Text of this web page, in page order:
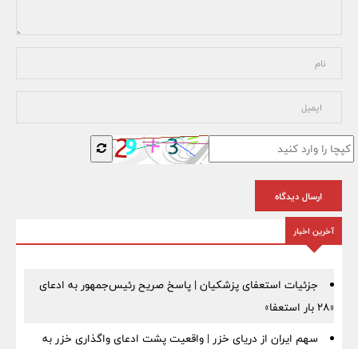
ارسال دیدگاه
آخرین اخبار
جزئیات استعفای پزشکیان | پاسخ صریح رئیس‌جمهور به ادعای
«۲۸ بار استعفا»
سهم ایران از دریای خزر | واقعیت پشت ادعای واگذاری خزر به